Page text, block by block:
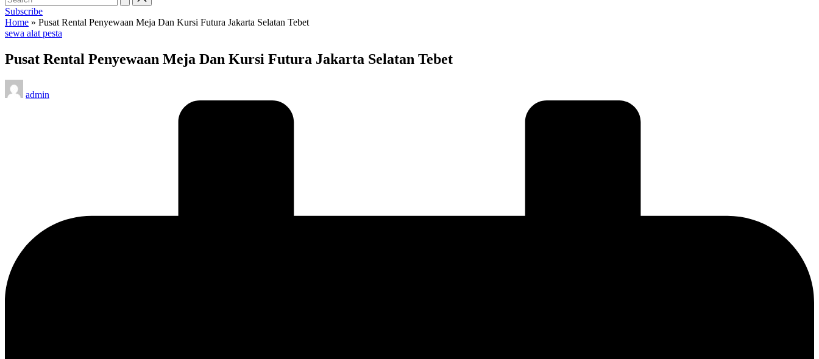
Subscribe
Home » Pusat Rental Penyewaan Meja Dan Kursi Futura Jakarta Selatan Tebet
Posted
sewa alat pesta
Pusat Rental Penyewaan Meja Dan Kursi Futura Jakarta Selatan Tebet
Posted
by
admin